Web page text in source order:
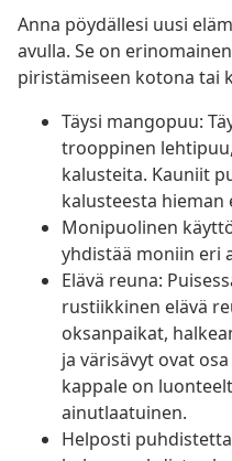
Anna pöydällesi uusi
avulla. Se on
piristämiseen kotona tai
Täysi mangopuu:
trooppinen
kalusteita. Kauniit
kalusteesta hieman
Monipuolinen
yhdistää moniin eri
Elävä reuna:
rustiikkinen elävä
oksanpaikat,
ja värisävyt ovat
kappale on
ainutlaatuinen.
Helposti